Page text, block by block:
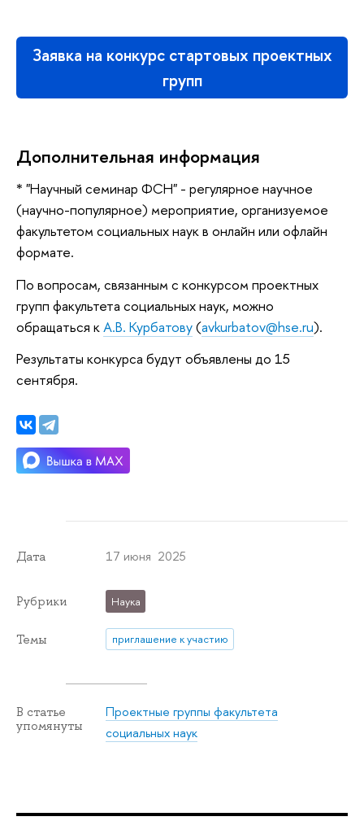
Заявка на конкурс стартовых проектных
групп
Дополнительная информация
* "Научный семинар ФСН" - регулярное научное
(научно-популярное) мероприятие, организуемое
факультетом социальных наук в онлайн или офлайн
формате.
По вопросам, связанным с конкурсом проектных
групп факультета социальных наук, можно
обращаться кА.В. Курбатову(avkurbatov@hse.ru).
Результаты конкурса будут объявлены до 15
сентября.
Дата 17 июня 2025
Рубрики Наука
Темы приглашение к участию
В статье
упомянуты
Проектные группы факультета
социальных наук